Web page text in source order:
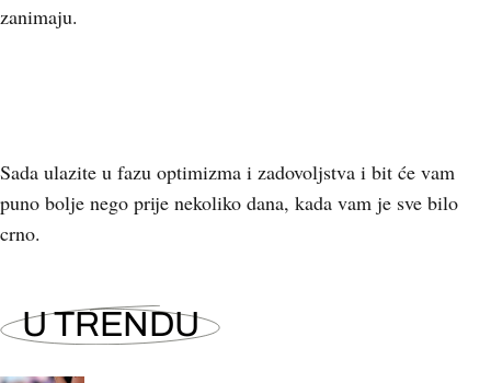
zanimaju.
Sada ulazite u fazu optimizma i zadovoljstva i bit će vam
puno bolje nego prije nekoliko dana, kada vam je sve bilo
crno.
U TRENDU